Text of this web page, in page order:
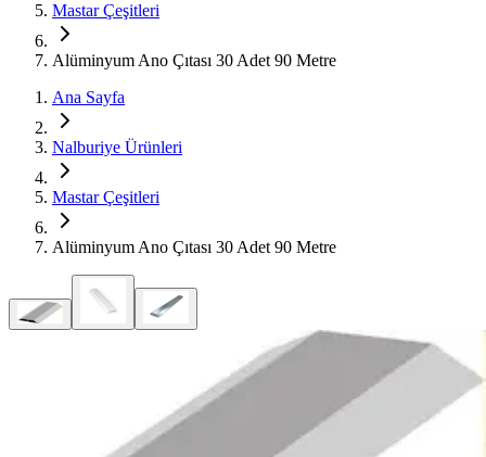
Mastar Çeşitleri
Alüminyum Ano Çıtası 30 Adet 90 Metre
Ana Sayfa
Nalburiye Ürünleri
Mastar Çeşitleri
Alüminyum Ano Çıtası 30 Adet 90 Metre